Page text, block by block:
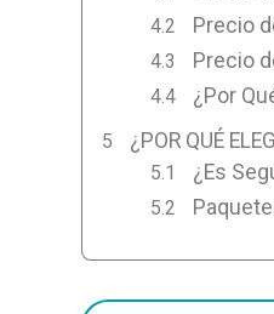
Precio
Precio
¿Por
¿POR QUÉ
¿Es